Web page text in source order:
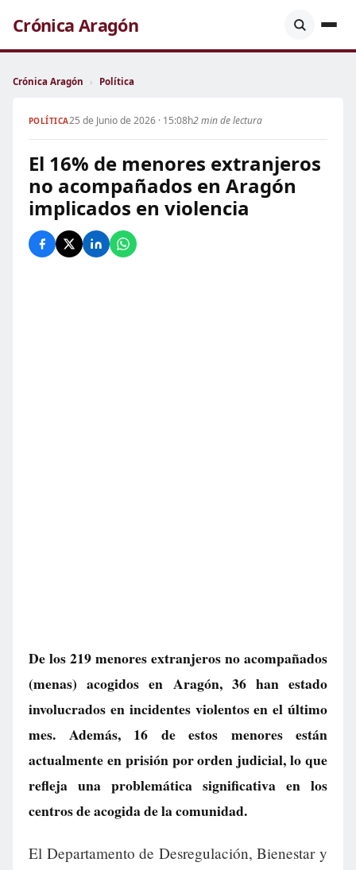
Crónica Aragón
Crónica Aragón › Política
POLÍTICA25 de Junio de 2026 · 15:08h2 min de lectura
El 16% de menores extranjeros
no acompañados en Aragón
implicados en violencia
De los 219 menores extranjeros no acompañados
(menas) acogidos en Aragón, 36 han estado
involucrados en incidentes violentos en el último
mes. Además, 16 de estos menores están
actualmente en prisión por orden judicial, lo que
refleja una problemática significativa en los
centros de acogida de la comunidad.
El Departamento de Desregulación, Bienestar y